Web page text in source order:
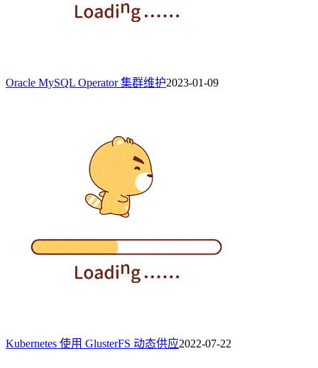
Oracle MySQL Operator 集群维护2023-01-09
Kubernetes 使用 GlusterFS 动态供应2022-07-22